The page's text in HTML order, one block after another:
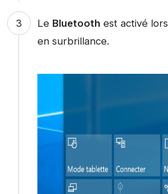
Le Bluetooth est activé
en surbrillance.